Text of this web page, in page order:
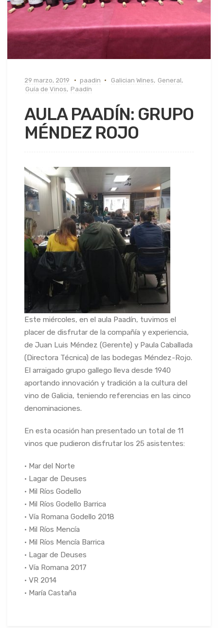
29 marzo, 2019 paadin Galician Wines, General,
Guía de Vinos, Paadín
AULA PAADÍN: GRUPO
MÉNDEZ ROJO
Este miércoles, en el aula Paadín, tuvimos el
placer de disfrutar de la compañía y experiencia,
de Juan Luis Méndez (Gerente) y Paula Caballada
(Directora Técnica) de las bodegas Méndez-Rojo.
El arraigado grupo gallego lleva desde 1940
aportando innovación y tradición a la cultura del
vino de Galicia, teniendo referencias en las cinco
denominaciones.
En esta ocasión han presentado un total de 11
vinos que pudieron disfrutar los 25 asistentes:
• Mar del Norte
• Lagar de Deuses
• Mil Ríos Godello
• Mil Ríos Godello Barrica
• Vía Romana Godello 2018
• Mil Ríos Mencía
• Mil Ríos Mencía Barrica
• Lagar de Deuses
• Vía Romana 2017
• VR 2014
• María Castaña